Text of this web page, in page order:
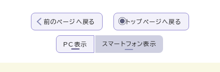
前のページへ戻る トップページへ戻る
PC表示 スマートフォン表示